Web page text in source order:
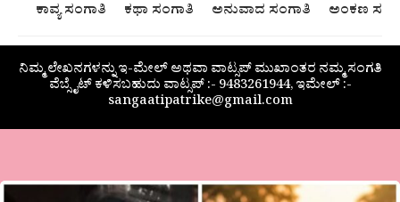
ಕಾವ್ಯ ಸಂಗಾತಿ ಕಥಾ ಸಂಗಾತಿ ಅನುವಾದ ಸಂಗಾತಿ ಅಂಕಣ
ನಿಮ್ಮ ಲೇಖನಗಳನ್ನು ಇ-ಮೇಲ್ ಅಥವಾ ವಾಟ್ಸಪ್ ಮುಖಾಂತರ ನಮ್ಮ ಸಂಗತಿ
ವೆಬ್ಸೈಟ್ ಕಳಿಸಬಹುದು ವಾಟ್ಸಪ್‌ :- 9483261944, ಇಮೇಲ್ :-
sangaatipatrike@gmail.com
ಕಾವ್ಯ